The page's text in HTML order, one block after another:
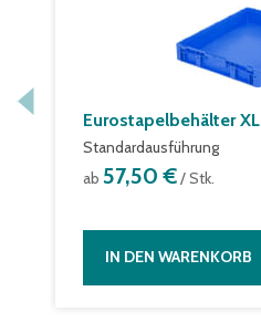
Eurostapelbehälter XL
Standardausführung
ab 57,50 €/ Stk.
IN DEN WARENKORB